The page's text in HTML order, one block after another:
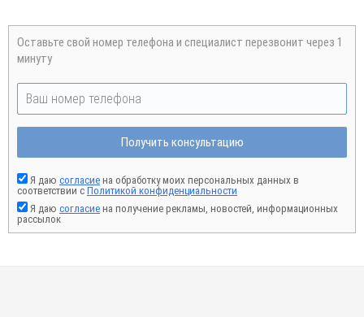
Оставьте свой номер телефона и специалист перезвонит через 1
минуту
Получить консультацию
Я даю согласие на обработку моих персональных данных в
соответствии с Политикой конфиденциальности
Я даю согласие на получение рекламы, новостей, информационных
рассылок